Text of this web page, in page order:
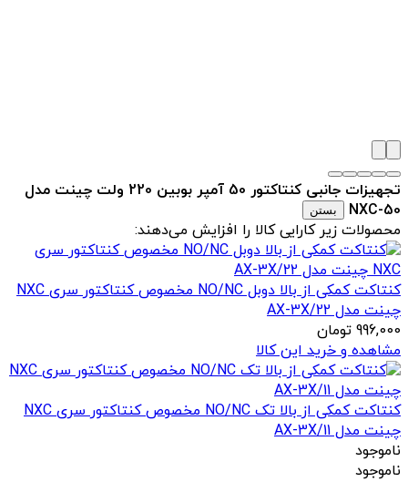
تجهیزات جانبی کنتاکتور 50 آمپر بوبین 220 ولت چینت مدل
NXC-50
بستن
محصولات زیر کارایی کالا را افزایش می‌دهند:
کنتاکت کمکی از بالا دوبل NO/NC مخصوص کنتاکتور سری NXC
چینت مدل AX-3X/22
996,000 تومان
مشاهده و خرید این کالا
کنتاکت کمکی از بالا تک NO/NC مخصوص کنتاکتور سری NXC
چینت مدل AX-3X/11
ناموجود
ناموجود